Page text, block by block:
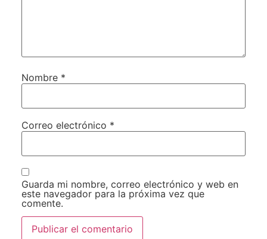
Nombre *
Correo electrónico *
Guarda mi nombre, correo electrónico y web en
este navegador para la próxima vez que
comente.